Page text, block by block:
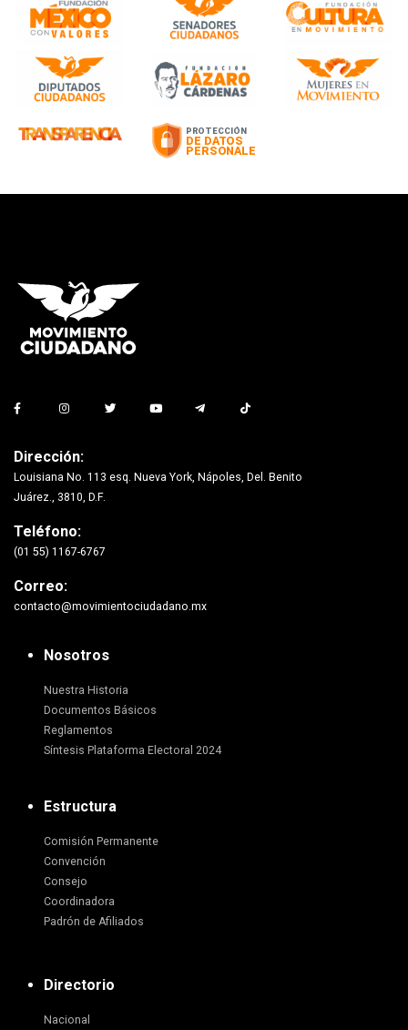
Dirección:
Louisiana No. 113 esq. Nueva York, Nápoles, Del. Benito
Juárez., 3810, D.F.
Teléfono:
(01 55) 1167-6767
Correo:
contacto@movimientociudadano.mx
Nosotros
Nuestra Historia
Documentos Básicos
Reglamentos
Síntesis Plataforma Electoral 2024
Estructura
Comisión Permanente
Convención
Consejo
Coordinadora
Padrón de Afiliados
Directorio
Nacional